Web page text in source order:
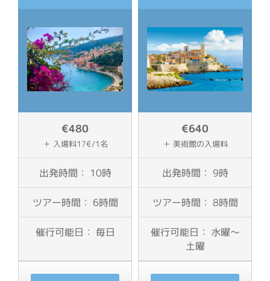
€480
＋ 入場料17€/1名
出発時間： 10時
ツアー時間： 6時間
催行可能日： 毎日
€640
＋ 美術館の入場料
出発時間： 9時
ツアー時間： 8時間
催行可能日： 水曜〜
土曜